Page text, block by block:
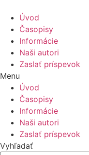
Úvod
Časopisy
Informácie
Naši autori
Zaslať príspevok
Menu
Úvod
Časopisy
Informácie
Naši autori
Zaslať príspevok
Vyhľadať